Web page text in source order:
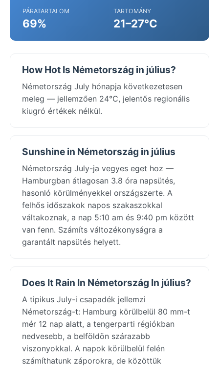
PÁRATARTALOM
69%
TARTOMÁNY
21–27°C
How Hot Is Németország in július?
Németország July hónapja következetesen
meleg — jellemzően 24°C, jelentős regionális
kiugró értékek nélkül.
Sunshine in Németország in július
Németország July-ja vegyes eget hoz —
Hamburgban átlagosan 3.8 óra napsütés,
hasonló körülményekkel országszerte. A
felhős időszakok napos szakaszokkal
váltakoznak, a nap 5:10 am és 9:40 pm között
van fenn. Számíts változékonyságra a
garantált napsütés helyett.
Does It Rain In Németország In július?
A tipikus July-i csapadék jellemzi
Németország-t: Hamburg körülbelül 80 mm-t
mér 12 nap alatt, a tengerparti régiókban
nedvesebb, a belföldön szárazabb
viszonyokkal. A napok körülbelül felén
számíthatunk záporokra, de közöttük